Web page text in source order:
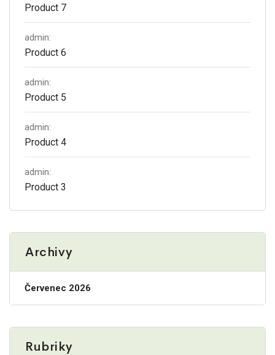
Product 7
admin:
Product 6
admin:
Product 5
admin:
Product 4
admin:
Product 3
Archivy
Červenec 2026
Rubriky